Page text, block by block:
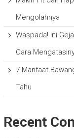
Mengolahnya
Waspada! Ini
Cara
7 Manfaat
Tahu
Recent